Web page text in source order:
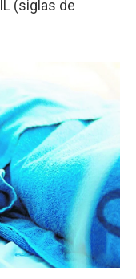
(siglas de